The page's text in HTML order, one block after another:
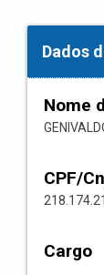
Dados
Nome
CPF/
Cargo